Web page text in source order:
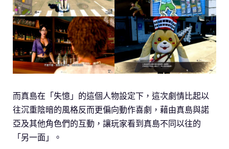
而真島在「失憶」的這個人物設定下，這次劇情比起以
往沉重陰暗的風格反而更偏向動作喜劇，藉由真島與諾
亞及其他角色們的互動，讓玩家看到真島不同以往的
「另一面」。